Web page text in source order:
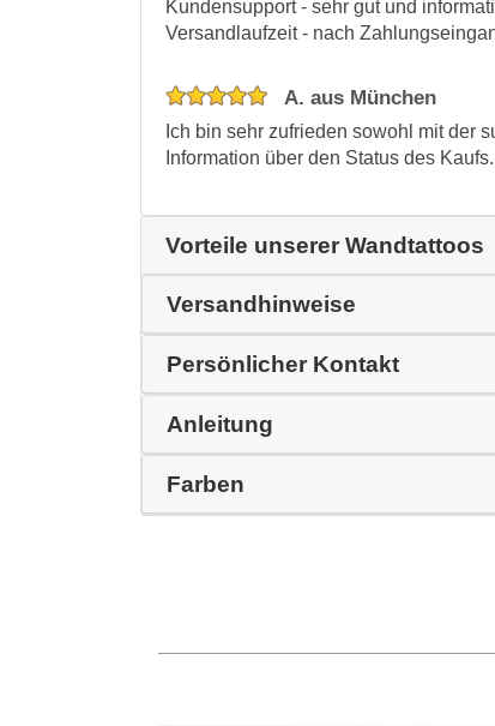
Kundensupport - sehr gut und
Versandlaufzeit - nach
A. aus München
Ich bin sehr zufrieden sowohl mit der
Information über den Status des
Vorteile unserer Wandtattoos
Versandhinweise
Persönlicher Kontakt
Anleitung
Farben